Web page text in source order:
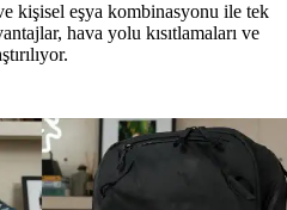
kişisel eşya kombinasyonu ile tek
hava yolu kısıtlamaları ve